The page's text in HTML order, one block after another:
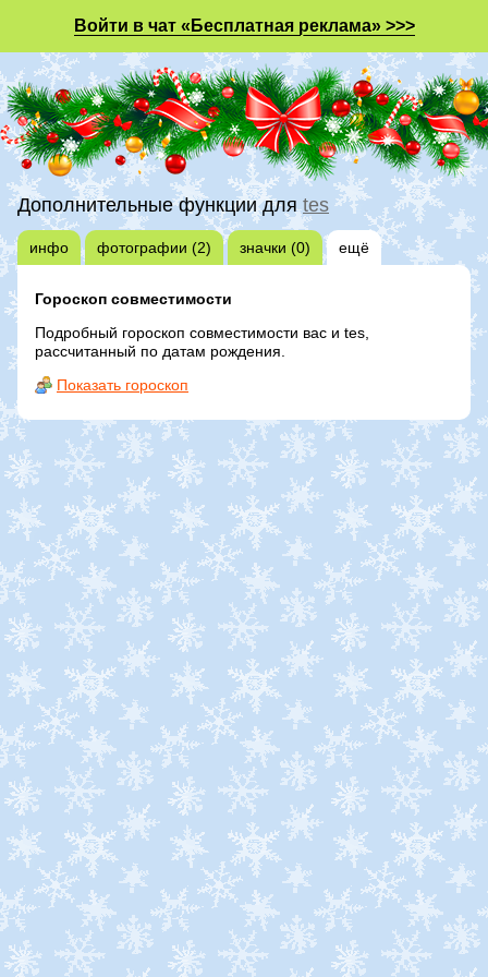
Войти в чат «Бесплатная реклама» >>>
Дополнительные функции дляtes
инфо фотографии (2) значки (0) ещё
Гороскоп совместимости
Подробный гороскоп совместимости вас и tes,
рассчитанный по датам рождения.
Показать гороскоп